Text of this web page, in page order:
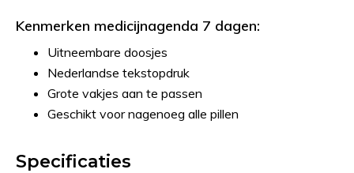
Kenmerken medicijnagenda 7 dagen:
Uitneembare doosjes
Nederlandse tekstopdruk
Grote vakjes aan te passen
Geschikt voor nagenoeg alle pillen
Specificaties